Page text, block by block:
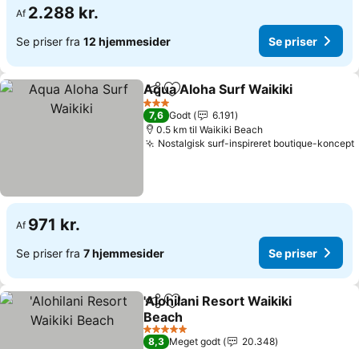
Af 2.288 kr.
Se priser fra 12 hjemmesider Se priser
Del Føj til favoritter
Aqua Aloha Surf Waikiki
3 Stjerner
7,6 Godt
6.191
0.5 km til Waikiki Beach
Nostalgisk surf-inspireret boutique-koncept
Af 971 kr.
Se priser fra 7 hjemmesider Se priser
Del Føj til favoritter
'Alohilani Resort Waikiki
Beach
5 Stjerner
8,3 Meget godt
20.348